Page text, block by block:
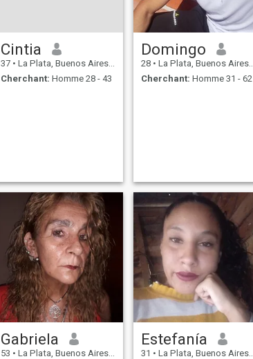
Cintia
37 • La Plata, Buenos Aires, Argentine
Cherchant: Homme 28 - 43
Domingo
28 • La Plata, Buenos Aires, Argentine
Cherchant: Homme 31 - 62
Gabriela
53 • La Plata, Buenos Aires, Argentine
Estefanía
31 • La Plata, Buenos Aires, Argentine